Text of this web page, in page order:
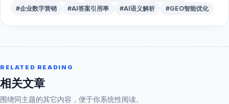
#企业数字营销
#AI答案引用率 #AI语义解析 #GEO智能优化
RELATED READING
相关文章
围绕同主题的其它内容，便于你系统性阅读。